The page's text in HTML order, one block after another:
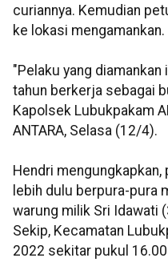
curiannya. Kemudian
ke lokasi mengamankan.
"Pelaku yang
tahun berkerja sebagai
Kapolsek Lubukpakam
ANTARA, Selasa (12/4).
Hendri
lebih dulu berpura-pura
warung milik Sri Idawati
Sekip, Kecamatan
2022 sekitar pukul 16.00